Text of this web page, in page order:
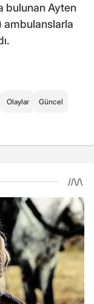
bulunan Ayten
ambulanslarla
Olaylar Güncel